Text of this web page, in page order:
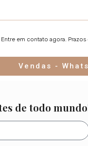
em contato agora.
Vendas -
de todo